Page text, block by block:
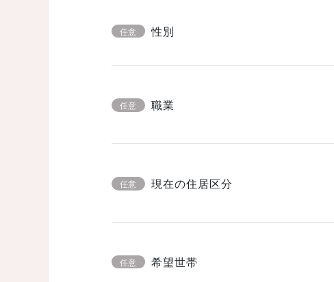
任意 性別
任意 職業
任意 現在の住居区分
任意 希望世帯